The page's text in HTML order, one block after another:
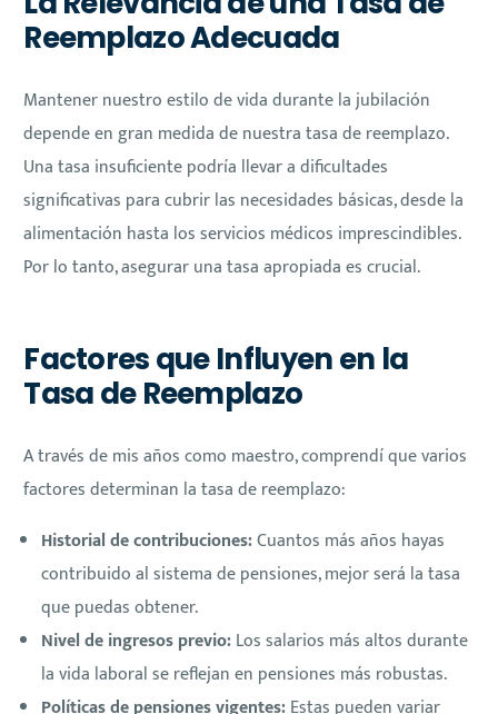
Reemplazo Adecuada
Mantener nuestro estilo de vida durante la jubilación
depende en gran medida de nuestra tasa de reemplazo.
Una tasa insuficiente podría llevar a dificultades
significativas para cubrir las necesidades básicas, desde la
alimentación hasta los servicios médicos imprescindibles.
Por lo tanto, asegurar una tasa apropiada es crucial.
Factores que Influyen en la
Tasa de Reemplazo
A través de mis años como maestro, comprendí que varios
factores determinan la tasa de reemplazo:
Historial de contribuciones:Cuantos más años hayas
contribuido al sistema de pensiones, mejor será la tasa
que puedas obtener.
Nivel de ingresos previo:Los salarios más altos durante
la vida laboral se reflejan en pensiones más robustas.
Políticas de pensiones vigentes:Estas pueden variar